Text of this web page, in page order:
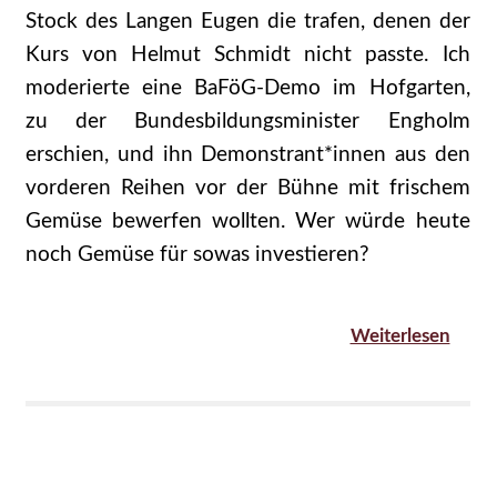
Stock des Langen Eugen die trafen, denen der
Kurs von Helmut Schmidt nicht passte. Ich
moderierte eine BaFöG-Demo im Hofgarten,
zu der Bundesbildungsminister Engholm
erschien, und ihn Demonstrant*innen aus den
vorderen Reihen vor der Bühne mit frischem
Gemüse bewerfen wollten. Wer würde heute
noch Gemüse für sowas investieren?
Weiterlesen